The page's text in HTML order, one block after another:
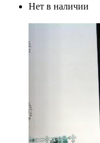
Нет в наличии